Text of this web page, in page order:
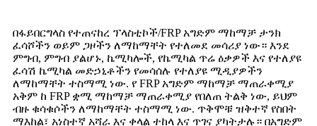
በፋይበርግላስ የተጠናከረ ፕላስቲኮች/FRP አግድም ማከማቻ ታንክ
ፈሳሾችን ወይም ጋዞችን ለማከማቸት የተለመደ መሳሪያ ነው። እንደ
ምግብ, ምግብ ያልሆኑ, ኬሚካሎች, የኬሚካል ጥሬ ዕቃዎች እና የተለያዩ
ፈሳሽ ኬሚካል መድኃኒቶችን የመሳሰሉ የተለያዩ ሚዲያዎችን
ለማከማቸት ተስማሚ ነው. የ FRP አግድም ማከማቻ ማጠራቀሚያ
አቅም ከ FRP ቋሚ ማከማቻ ማጠራቀሚያ የበለጠ ትልቅ ነው, ይህም
ብዙ ቁሳቁሶችን ለማከማቸት ተስማሚ ነው. ጥቅሞቹ ዝቅተኛ የስበት
ማእከል፣ አነስተኛ አሻራ እና ቀላል ተከላ እና ጥገና ያካትታሉ። በአግድም